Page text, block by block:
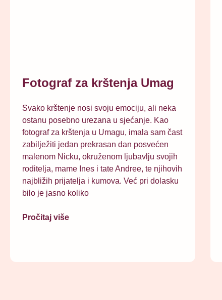
Fotograf za krštenja Umag
Svako krštenje nosi svoju emociju, ali neka
ostanu posebno urezana u sjećanje. Kao
fotograf za krštenja u Umagu, imala sam čast
zabilježiti jedan prekrasan dan posvećen
malenom Nicku, okruženom ljubavlju svojih
roditelja, mame Ines i tate Andree, te njihovih
najbližih prijatelja i kumova. Već pri dolasku
bilo je jasno koliko
Pročitaj više